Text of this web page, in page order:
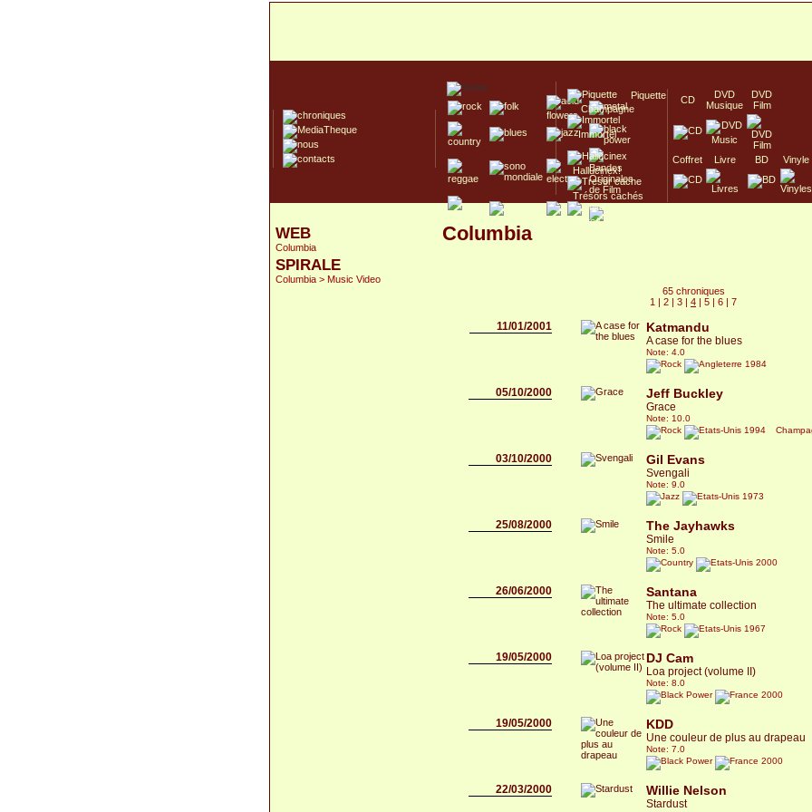
Piquette
Champagne
Immortel
Hallucinex!
Trésors cachés
Culte/Collector
CD
DVD
Musique
DVD
Film
Coffret Livre BD Vinyle
WEB
Columbia
SPIRALE
Columbia > Music Video
Columbia
65 chroniques
1 | 2 | 3 | 4 | 5 | 6 | 7
11/01/2001 Katmandu
A case for the blues
Note: 4.0
1984
05/10/2000 Jeff Buckley
Grace
Note: 10.0
1994
03/10/2000 Gil Evans
Svengali
Note: 9.0
1973
25/08/2000 The Jayhawks
Smile
Note: 5.0
2000
26/06/2000 Santana
The ultimate collection
Note: 5.0
1967
19/05/2000 DJ Cam
Loa project (volume II)
Note: 8.0
2000
19/05/2000 KDD
Une couleur de plus au drapeau
Note: 7.0
2000
22/03/2000 Willie Nelson
Stardust